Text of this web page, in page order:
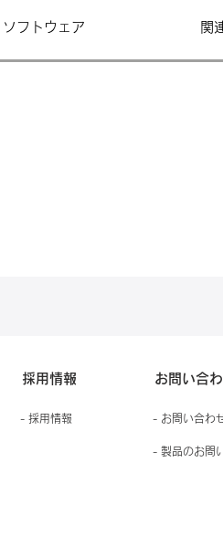
ソフトウェア 関
採用情報 お問い合
- 採用情報 - お問い合わ
- 製品のお問